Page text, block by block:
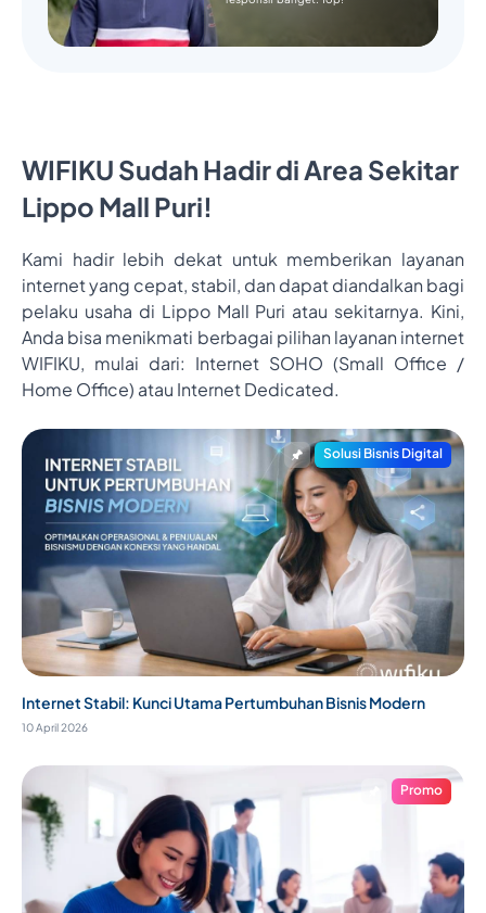
WIFIKU Sudah Hadir di Area Sekitar
Lippo Mall Puri!
Kami hadir lebih dekat untuk memberikan layanan
internet yang cepat, stabil, dan dapat diandalkan bagi
pelaku usaha di Lippo Mall Puri atau sekitarnya. Kini,
Anda bisa menikmati berbagai pilihan layanan internet
WIFIKU, mulai dari: Internet SOHO (Small Office /
Home Office) atau Internet Dedicated.
Solusi Bisnis Digital
Internet Stabil: Kunci Utama Pertumbuhan Bisnis Modern
10 April 2026
Promo